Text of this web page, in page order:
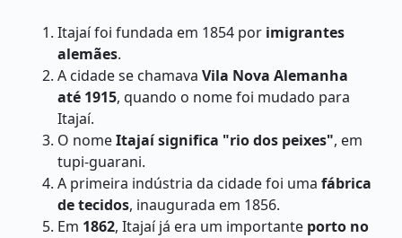
Itajaí foi fundada em 1854 por imigrantes
alemães.
A cidade se chamava Vila Nova Alemanha
até 1915, quando o nome foi mudado para
Itajaí.
O nomeItajaí significa "rio dos peixes", em
tupi-guarani.
A primeira indústria da cidade foi uma fábrica
de tecidos, inaugurada em 1856.
Em 1862, Itajaí já era um importante porto no